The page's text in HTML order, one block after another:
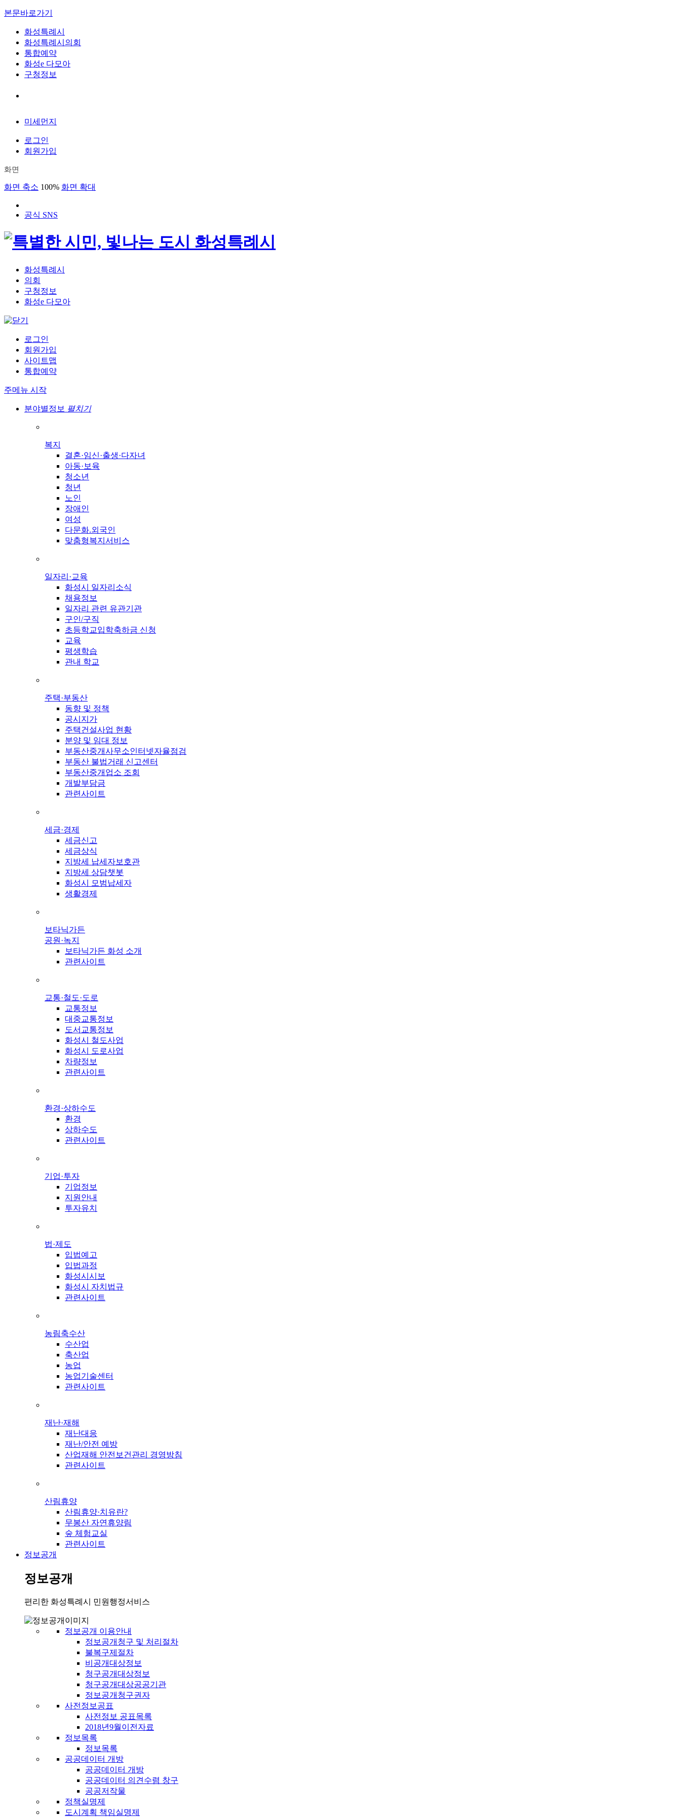
본문바로가기
화성특례시
화성특례시의회
통합예약
화성e 다모아
구청정보
미세먼지
로그인
회원가입
화면
화면 축소 100% 화면 확대
공식 SNS
화성특례시
의회
구청정보
화성e 다모아
로그인
회원가입
사이트맵
통합예약
주메뉴 시작
분야별정보 펼치기
복지
결혼·임신·출생·다자녀
아동·보육
청소년
청년
노인
장애인
여성
다문화.외국인
맞춤형복지서비스
일자리·교육
화성시 일자리소식
채용정보
일자리 관련 유관기관
구인/구직
초등학교입학축하금 신청
교육
평생학습
관내 학교
주택·부동산
동향 및 정책
공시지가
주택건설사업 현황
분양 및 임대 정보
부동산중개사무소인터넷자율점검
부동산 불법거래 신고센터
부동산중개업소 조회
개발부담금
관련사이트
세금·경제
세금신고
세금상식
지방세 납세자보호관
지방세 상담챗봇
화성시 모범납세자
생활경제
보타닉가든
공원·녹지
보타닉가든 화성 소개
관련사이트
교통·철도·도로
교통정보
대중교통정보
도서교통정보
화성시 철도사업
화성시 도로사업
차량정보
관련사이트
환경·상하수도
환경
상하수도
관련사이트
기업·투자
기업정보
지원안내
투자유치
법·제도
입법예고
입법과정
화성시시보
화성시 자치법규
관련사이트
농림축수산
수산업
축산업
농업
농업기술센터
관련사이트
재난·재해
재난대응
재난/안전 예방
산업재해 안전보건관리 경영방침
관련사이트
산림휴양
산림휴양·치유란?
무봉산 자연휴양림
숲 체험교실
관련사이트
정보공개
정보공개
편리한 화성특례시 민원행정서비스
정보공개 이용안내
정보공개청구 및 처리절차
불복구제절차
비공개대상정보
청구공개대상정보
청구공개대상공공기관
정보공개청구권자
사전정보공표
사전정보 공표목록
2018년9월이전자료
정보목록
정보목록
공공데이터 개방
공공데이터 개방
공공데이터 의견수렴 창구
공공저작물
정책실명제
도시계획 책임실명제